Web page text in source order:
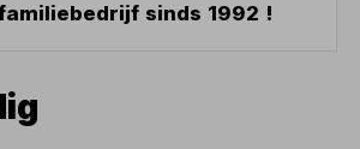
sinds 1992 !